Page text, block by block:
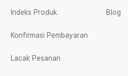
Indeks Produk
Konfirmasi Pembayaran
Lacak Pesanan
Blog